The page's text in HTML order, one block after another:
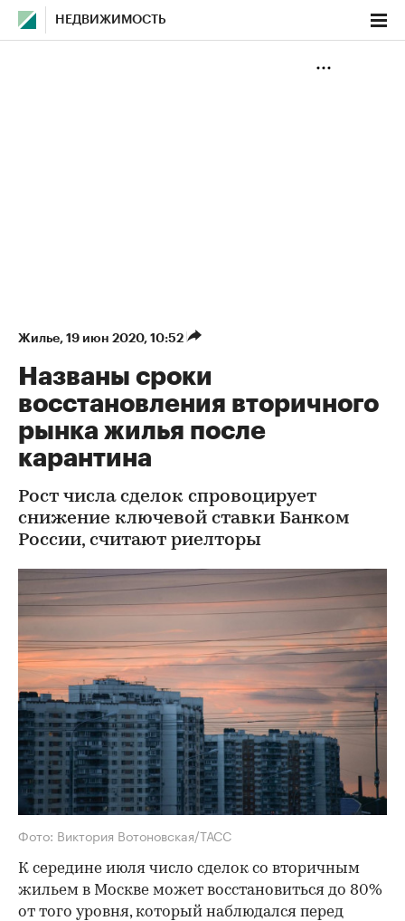
НЕДВИЖИМОСТЬ
Жилье⁠, 19 июн 2020, 10:52
Названы сроки
восстановления вторичного
рынка жилья после
карантина
Рост числа сделок спровоцирует
снижение ключевой ставки Банком
России, считают риелторы
Фото: Виктория Вотоновская/ТАСС
К середине июля число сделок со вторичным
жильем в Москве может восстановиться до 80%
от того уровня, который наблюдался перед